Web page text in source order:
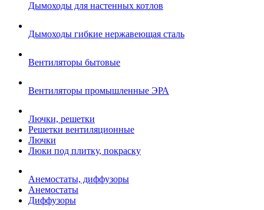
Дымоходы для настенных котлов
Дымоходы гибкие нержавеющая сталь
Вентиляторы бытовые
Вентиляторы промышленные ЭРА
Лючки, решетки
Решетки вентиляционные
Лючки
Люки под плитку, покраску
Анемостаты, диффузоры
Анемостаты
Диффузоры